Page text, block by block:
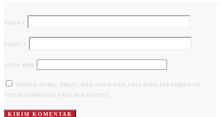
NAMA *
EMAIL *
SITUS WEB
SIMPAN NAMA, EMAIL, DAN SITUS WEB SAYA PADA PERAMBAN INI
UNTUK KOMENTAR SAYA BERIKUTNYA.